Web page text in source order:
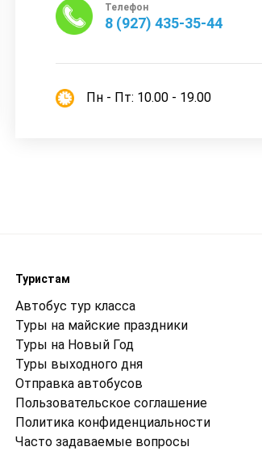
Телефон
8 (927) 435-35-44
Пн - Пт: 10.00 - 19.00
Туристам
Автобус тур класса
Туры на майские праздники
Туры на Новый Год
Туры выходного дня
Отправка автобусов
Пользовательское соглашение
Политика конфиденциальности
Часто задаваемые вопросы